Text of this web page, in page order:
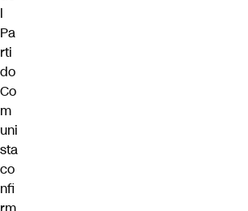
l
Pa
rti
do
Co
m
uni
sta
co
nfi